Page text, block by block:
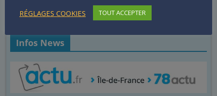
Infos News
RÉGLAGES COOKIES
TOUT ACCEPTER